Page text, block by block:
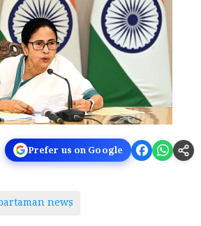
Prefer us on Google
news